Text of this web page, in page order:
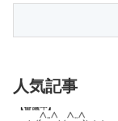
人気記事